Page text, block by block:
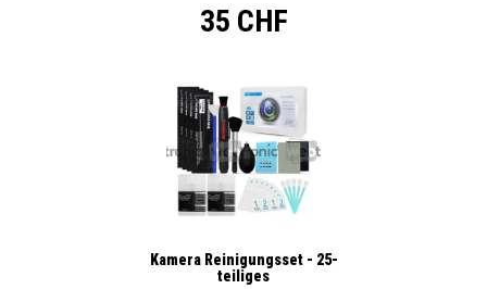
35 CHF
Kamera Reinigungsset - 25-
teiliges